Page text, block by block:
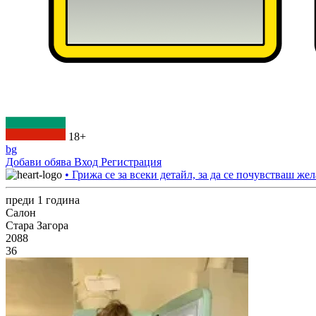
18+
bg
Добави обява Вход Регистрация
• Грижа се за всеки детайл, за да се почувстваш
преди 1 година
Салон
Стара Загора
2088
36